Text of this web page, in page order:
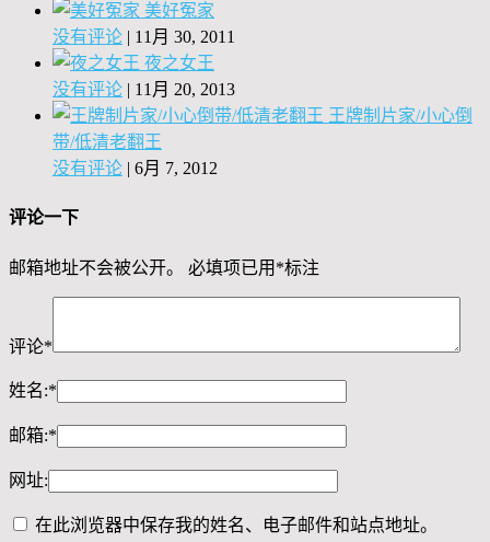
美好冤家
没有评论 | 11月 30, 2011
夜之女王
没有评论 | 11月 20, 2013
王牌制片家/小心倒
带/低清老翻王
没有评论 | 6月 7, 2012
评论一下
邮箱地址不会被公开。 必填项已用 *标注
评论*
姓名:*
邮箱:*
网址:
在此浏览器中保存我的姓名、电子邮件和站点地址。